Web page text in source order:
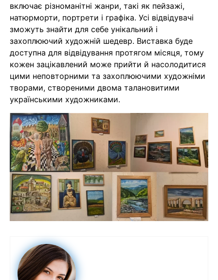
включає різноманітні жанри, такі як пейзажі,
натюрморти, портрети і графіка. Усі відвідувачі
зможуть знайти для себе унікальний і
захоплюючий художній шедевр. Виставка буде
доступна для відвідування протягом місяця, тому
кожен зацікавлений може прийти й насолодитися
цими неповторними та захоплюючими художніми
творами, створеними двома талановитими
українськими художниками.